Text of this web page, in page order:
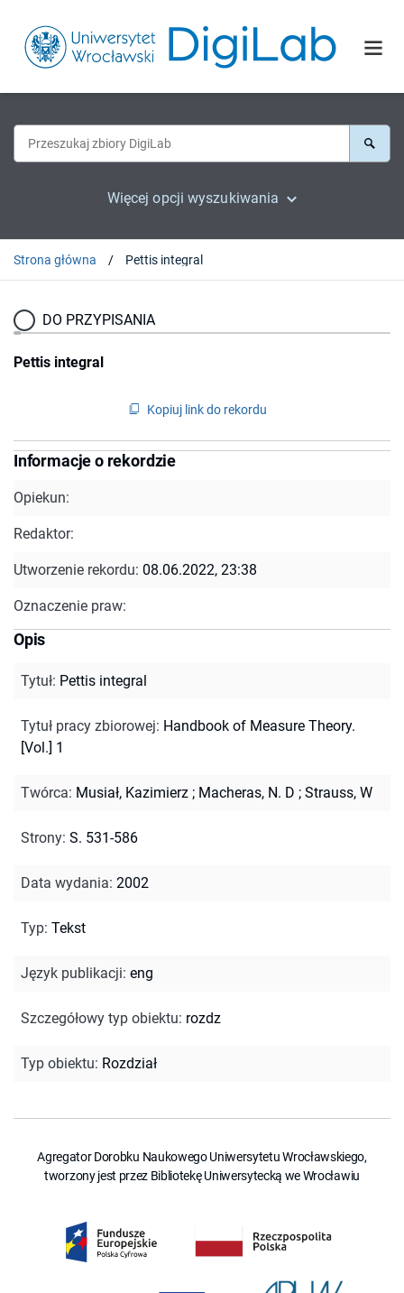
Więcej opcji wyszukiwania
Strona główna Pettis integral
DO PRZYPISANIA
Pettis integral
Kopiuj link do rekordu
Informacje o rekordzie
Opiekun:
Redaktor:
Utworzenie rekordu: 08.06.2022, 23:38
Oznaczenie praw:
Opis
Tytuł: Pettis integral
Tytuł pracy zbiorowej: Handbook of Measure Theory.
[Vol.] 1
Twórca: Musiał, Kazimierz ; Macheras, N. D ; Strauss, W
Strony: S. 531-586
Data wydania: 2002
Typ: Tekst
Język publikacji: eng
Szczegółowy typ obiektu: rozdz
Typ obiektu: Rozdział
Agregator Dorobku Naukowego Uniwersytetu Wrocławskiego,
tworzony jest przez Bibliotekę Uniwersytecką we Wrocławiu